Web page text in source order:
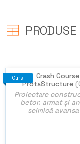
Curs
Crash Course
ProtaStructure
Proiectare
beton armat și
seimică